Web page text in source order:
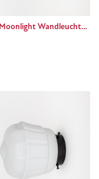
Rocket Moonlight Wandleuchte Basic black